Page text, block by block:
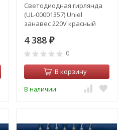
Светодиодная гирлянда
(UL-00001357) Uniel
занавес 220V красный
IP67
4 388 ₽
0
В корзину
В наличии